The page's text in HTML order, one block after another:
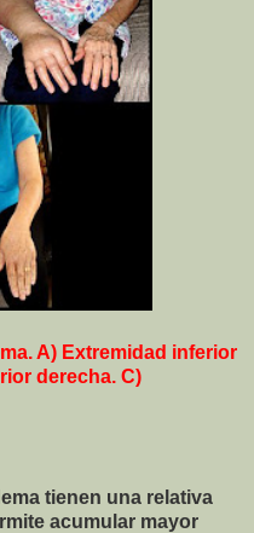
A) Extremidad inferior
derecha. C)
tienen una relativa
acumular mayor